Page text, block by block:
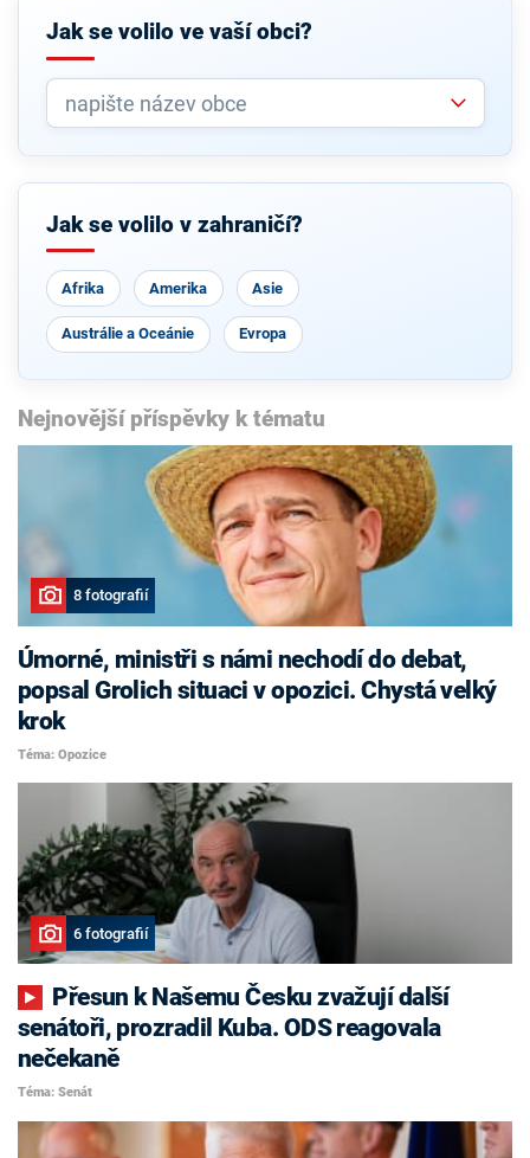
Jak se volilo ve vaší obci?
Jak se volilo v zahraničí?
Afrika Amerika Asie
Austrálie a Oceánie Evropa
Nejnovější příspěvky k tématu
8 fotografií
Úmorné, ministři s námi nechodí do debat,
popsal Grolich situaci v opozici. Chystá velký
krok
Téma: Opozice
6 fotografií
senátoři, prozradil Kuba. ODS reagovala
nečekaně
Téma: Senát